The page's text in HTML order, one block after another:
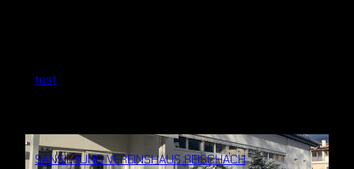
test
SANSIERUNG VEREINSHAUS REISCHACH